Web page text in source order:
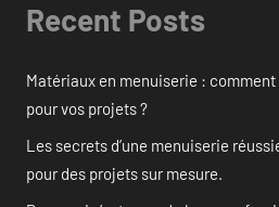
Recent Posts
Matériaux en menuiserie :
pour vos projets ?
Les secrets d’une menuiserie
pour des projets sur mesure.